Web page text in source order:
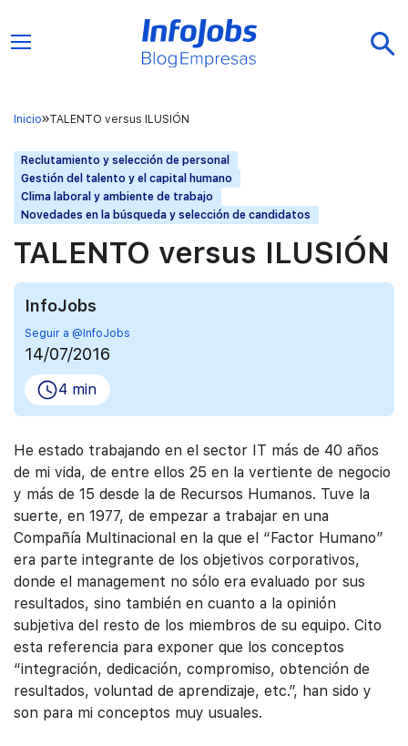
Inicio TALENTO versus ILUSIÓN
Reclutamiento y selección de personal
Gestión del talento y el capital humano
Clima laboral y ambiente de trabajo
Novedades en la búsqueda y selección de candidatos
TALENTO versus ILUSIÓN
InfoJobs
Seguir a @InfoJobs
14/07/2016
4 min
He estado trabajando en el sector IT más de 40 años
de mi vida, de entre ellos 25 en la vertiente de negocio
y más de 15 desde la de Recursos Humanos. Tuve la
suerte, en 1977, de empezar a trabajar en una
Compañía Multinacional en la que el “Factor Humano”
era parte integrante de los objetivos corporativos,
donde el management no sólo era evaluado por sus
resultados, sino también en cuanto a la opinión
subjetiva del resto de los miembros de su equipo. Cito
esta referencia para exponer que los conceptos
“integración, dedicación, compromiso, obtención de
resultados, voluntad de aprendizaje, etc.”, han sido y
son para mi conceptos muy usuales.